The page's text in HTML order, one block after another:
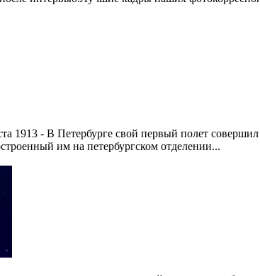
1913 - В Петербурге свой первый полет
им на петербургском отделении...